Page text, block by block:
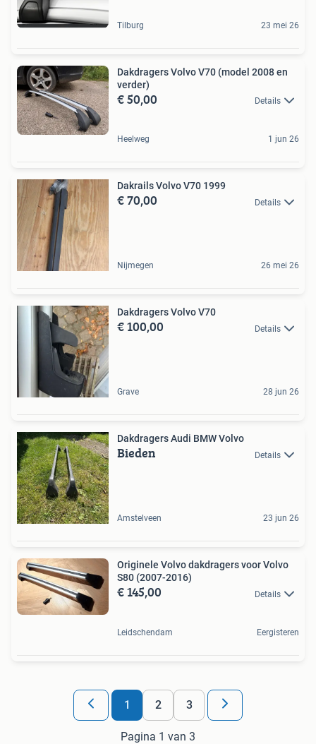
Tilburg 23 mei 26
Dakdragers Volvo V70 (model 2008 en
verder)
€ 50,00 Details
Heelweg 1 jun 26
Dakrails Volvo V70 1999
€ 70,00 Details
Nijmegen 26 mei 26
Dakdragers Volvo V70
€ 100,00 Details
Grave 28 jun 26
Dakdragers Audi BMW Volvo
Bieden Details
Amstelveen 23 jun 26
Originele Volvo dakdragers voor Volvo
S80 (2007-2016)
€ 145,00 Details
Leidschendam Eergisteren
1 2 3
Pagina 1 van 3